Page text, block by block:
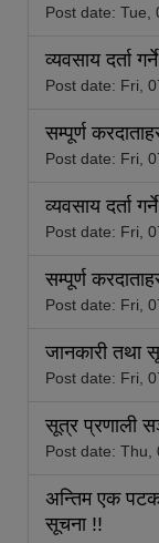
Post date: Tue,
व्यवसाय दर्ता
Post date: Fri,
सम्पूर्ण
Post date: Fri,
व्यवसाय दर्ता
Post date: Fri,
सम्पूर्ण
Post date: Fri,
जानकारी तथा
Post date: Fri,
सूत्र प्रणाली
Post date: Thu,
अन्तिम एक
सूचना !!